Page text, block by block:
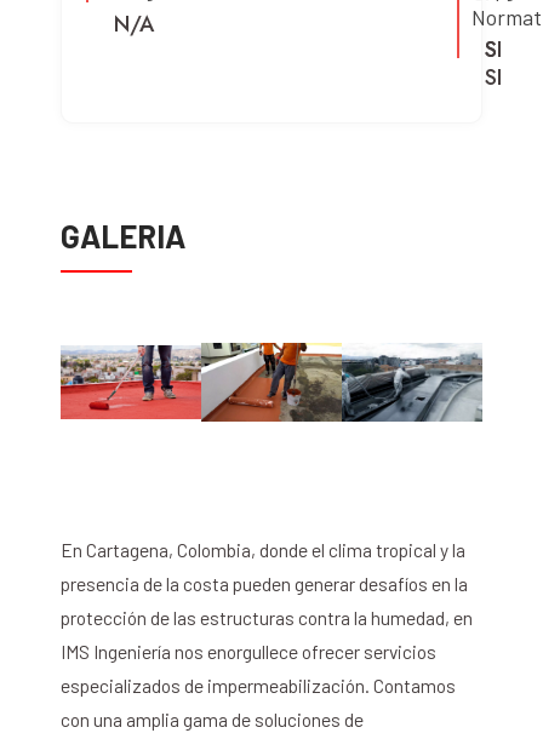
N/A
SI
SI
SI
GALERIA
En Cartagena, Colombia, donde el clima tropical y la
presencia de la costa pueden generar desafíos en la
protección de las estructuras contra la humedad, en
IMS Ingeniería nos enorgullece ofrecer servicios
especializados de impermeabilización. Contamos
con una amplia gama de soluciones de